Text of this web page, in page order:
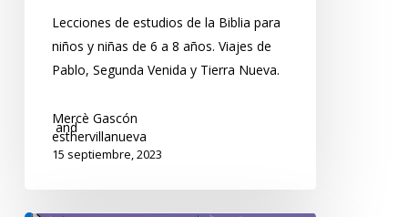
Lecciones de estudios de la Biblia para
niños y niñas de 6 a 8 años. Viajes de
Pablo, Segunda Venida y Tierra Nueva.
Mercè Gascón
and
esthervillanueva
15 septiembre, 2023